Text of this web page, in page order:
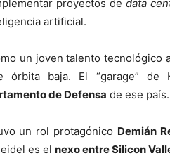
proyectos de data
artificial.
un joven talento
baja. El “garage” de
de Defensa de ese
un rol protagónico Demián
es elnexo entre Silicon